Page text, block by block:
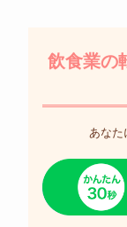
飲食業の
あなた